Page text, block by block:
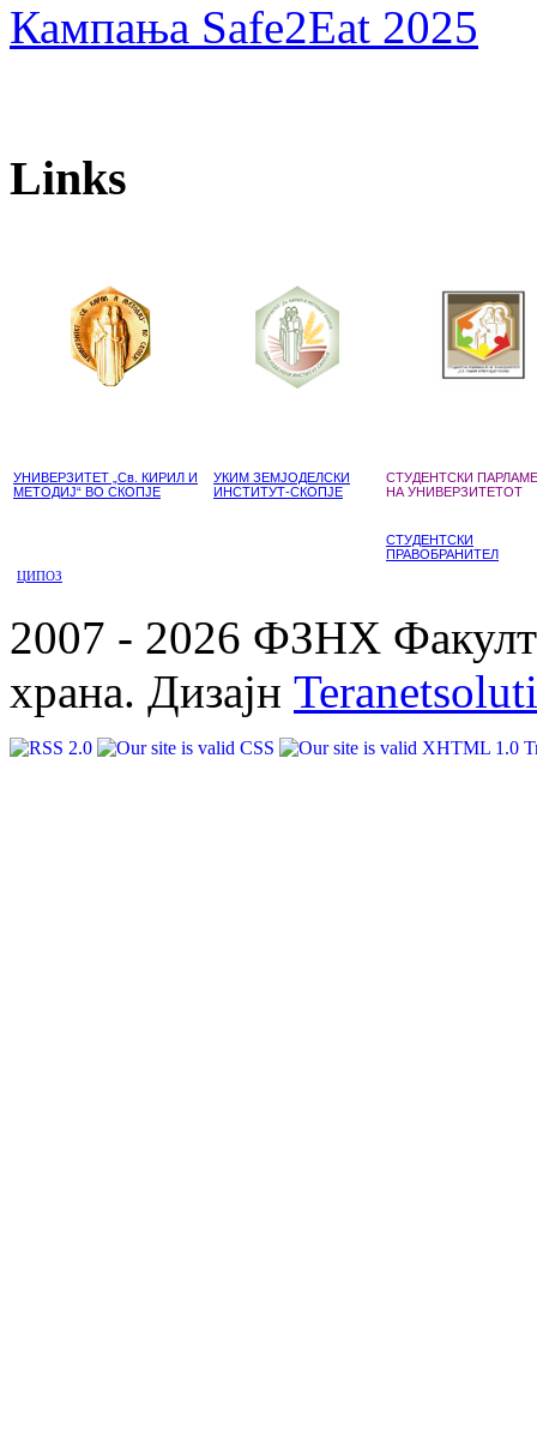
Кампања Safe2Eat 2025
Links
УНИВЕРЗИТЕТ „Св. КИРИЛ И
МЕТОДИЈ“ ВО СКОПЈЕ
УКИМ ЗЕМЈОДЕЛСКИ
ИНСТИТУТ-СКОПЈЕ
СТУДЕНТСКИ
НА УНИВЕРЗИТЕТОТ
СТУДЕНТСКИ
ПРАВОБРАНИТЕЛ
ЦИПОЗ
2007 - 2026 ФЗНХ
храна. Дизајн